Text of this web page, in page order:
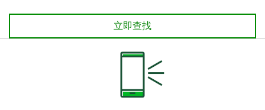
查找客户经理
立即查找